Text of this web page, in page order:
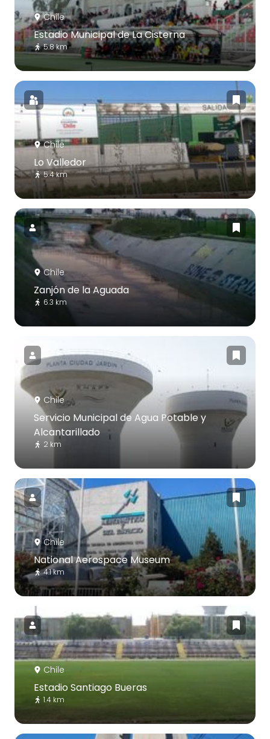
Chile
Estadio Municipal de La Cisterna
5.8 km
Chile
Lo Valledor
5.4 km
Chile
Zanjón de la Aguada
6.3 km
Chile
Servicio Municipal de Agua Potable y
Alcantarillado
2 km
Chile
National Aerospace Museum
4.1 km
Chile
Estadio Santiago Bueras
1.4 km